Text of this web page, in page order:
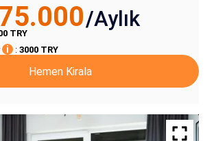
/Aylık
TRY
i : 3000 TRY
Hemen Kirala